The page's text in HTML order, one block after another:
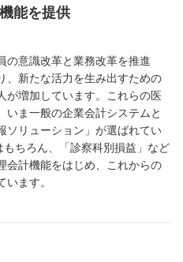
能を提供
の意識改革と業務改革を推進
、新たな活力を生み出すための
が増加しています。これらの医
いま一般の企業会計システムと
ソリューション」が選ばれてい
もちろん、「診察科別損益」など
会計機能をはじめ、これからの
ます。